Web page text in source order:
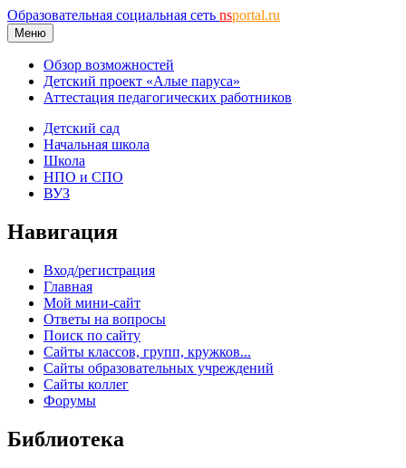
Образовательная социальная сеть nsportal.ru
Меню
Обзор возможностей
Детский проект «Алые паруса»
Аттестация педагогических работников
Детский сад
Начальная школа
Школа
НПО и СПО
ВУЗ
Навигация
Вход/регистрация
Главная
Мой мини-сайт
Ответы на вопросы
Поиск по сайту
Сайты классов, групп, кружков...
Сайты образовательных учреждений
Сайты коллег
Форумы
Библиотека